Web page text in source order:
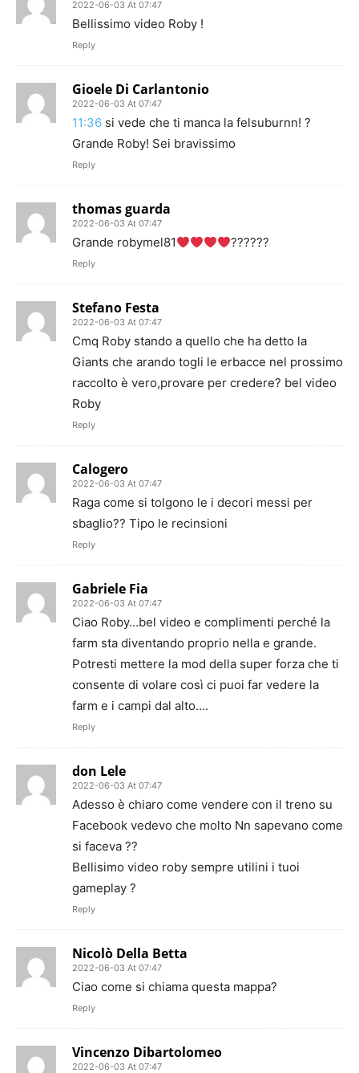
2022-06-03 At 07:47
Bellissimo video Roby !
Reply
Gioele Di Carlantonio
2022-06-03 At 07:47
11:36 si vede che ti manca la felsuburnn! ?
Grande Roby! Sei bravissimo
Reply
thomas guarda
2022-06-03 At 07:47
Grande robymel81 ??????
Reply
Stefano Festa
2022-06-03 At 07:47
Cmq Roby stando a quello che ha detto la
Giants che arando togli le erbacce nel prossimo
raccolto è vero,provare per credere? bel video
Roby
Reply
Calogero
2022-06-03 At 07:47
Raga come si tolgono le i decori messi per
sbaglio?? Tipo le recinsioni
Reply
Gabriele Fia
2022-06-03 At 07:47
Ciao Roby…bel video e complimenti perché la
farm sta diventando proprio nella e grande.
Potresti mettere la mod della super forza che ti
consente di volare così ci puoi far vedere la
farm e i campi dal alto….
Reply
don Lele
2022-06-03 At 07:47
Adesso è chiaro come vendere con il treno su
Facebook vedevo che molto Nn sapevano come
si faceva ??
Bellisimo video roby sempre utilini i tuoi
gameplay ?
Reply
Nicolò Della Betta
2022-06-03 At 07:47
Ciao come si chiama questa mappa?
Reply
Vincenzo Dibartolomeo
2022-06-03 At 07:47